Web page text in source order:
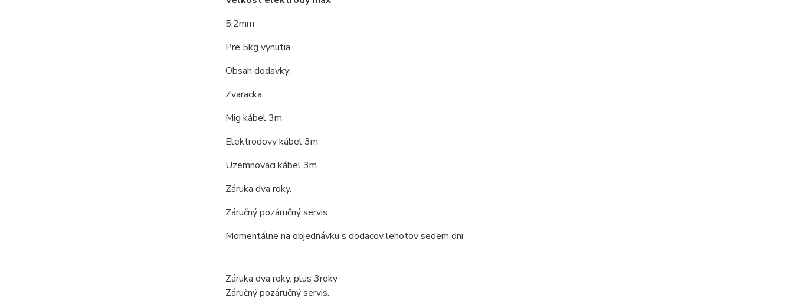
5,2mm
Pre 5kg vynutia.
Obsah dodavky:
Zvaracka
Mig kábel 3m
Elektrodovy kábel 3m
Uzemnovaci kábel 3m
Záruka dva roky.
Záručný pozáručný servis.
Momentálne na objednávku s dodacov lehotov sedem dni
Záruka dva roky. plus 3roky
Záručný pozáručný servis.